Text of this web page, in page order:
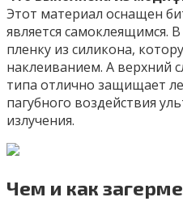
Этот материал оснащен
является самоклеящимся.
пленку из силикона,
наклеиванием. А верхний
типа отлично защищает
пагубного воздействия
излучения.
Чем и как